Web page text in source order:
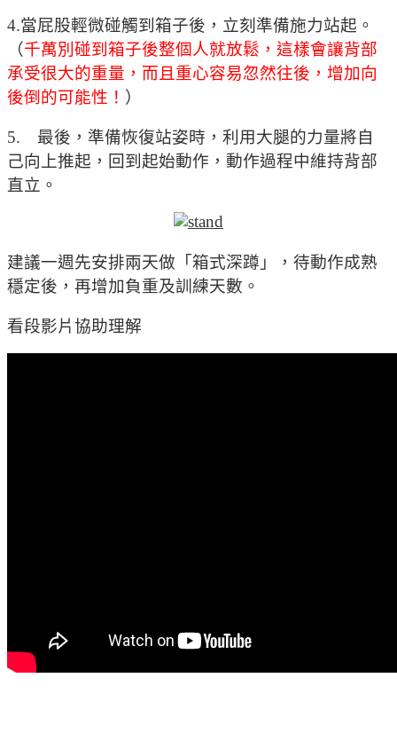
4.當屁股輕微碰觸到箱子後，立刻準備施力站起。
（千萬別碰到箱子後整個人就放鬆，這樣會讓背部
承受很大的重量，而且重心容易忽然往後，增加向
後倒的可能性！ ）
5. 最後，準備恢復站姿時，利用大腿的力量將自
己向上推起，回到起始動作，動作過程中維持背部
直立。
建議一週先安排兩天做「箱式深蹲」，待動作成熟
穩定後，再增加負重及訓練天數。
看段影片協助理解